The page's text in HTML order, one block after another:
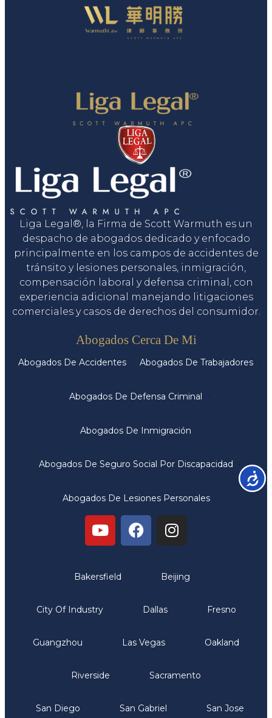
Liga Legal®, la Firma de Scott Warmuth es un
despacho de abogados dedicado y enfocado
principalmente en los campos de accidentes de
tránsito y lesiones personales, inmigración,
compensación laboral y defensa criminal, con
experiencia adicional manejando litigaciones
comerciales y casos de derechos del consumidor.
Abogados Cerca De Mi
Abogados De Accidentes Abogados De Trabajadores
Abogados De Defensa Criminal
Abogados De Inmigración
Abogados De Seguro Social Por Discapacidad
Abogados De Lesiones Personales
Bakersfield Beijing
City Of Industry Dallas Fresno
Guangzhou Las Vegas Oakland
Riverside Sacramento
San Diego San Gabriel San Jose